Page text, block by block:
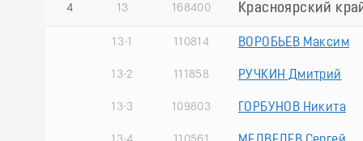
4 13 168400 Красноярский
13-1 110814 ВОРОБЬЕВ Максим
13-2 111858 РУЧКИН Дмитрий
13-3 109803 ГОРБУНОВ Никита